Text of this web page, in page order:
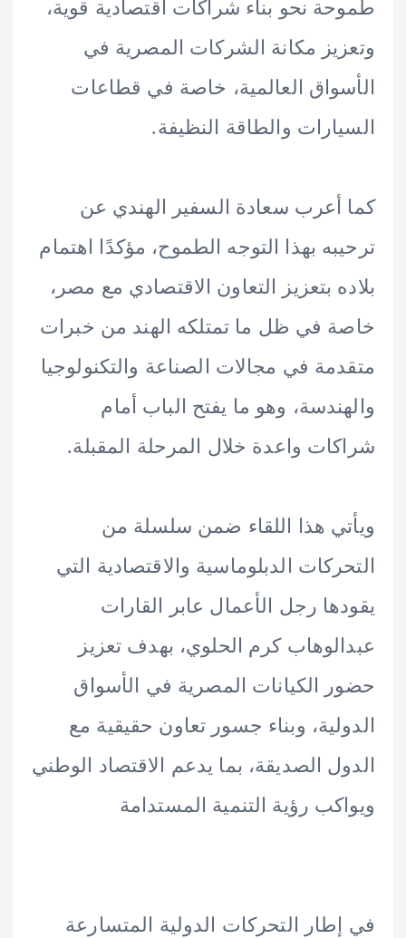
نحو بناء شراكات اقتصادية قوية،
مكانة الشركات المصرية في
العالمية، خاصة في قطاعات
والطاقة النظيفة.
أعرب سعادة السفير الهندي عن
بهذا التوجه الطموح، مؤكدًا اهتمام
بتعزيز التعاون الاقتصادي مع مصر،
في ظل ما تمتلكه الهند من خبرات
في مجالات الصناعة والتكنولوجيا
وهو ما يفتح الباب أمام
واعدة خلال المرحلة المقبلة.
هذا اللقاء ضمن سلسلة من
الدبلوماسية والاقتصادية التي
رجل الأعمال عابر القارات
كرم الحلوي، بهدف تعزيز
الكيانات المصرية في الأسواق
وبناء جسور تعاون حقيقية مع
الصديقة، بما يدعم الاقتصاد الوطني
رؤية التنمية المستدامة
التحركات الدولية المتسارعة